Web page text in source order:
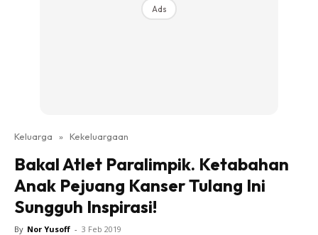
Ads
Keluarga » Kekeluargaan
Bakal Atlet Paralimpik. Ketabahan
Anak Pejuang Kanser Tulang Ini
Sungguh Inspirasi!
By Nor Yusoff - 3 Feb 2019